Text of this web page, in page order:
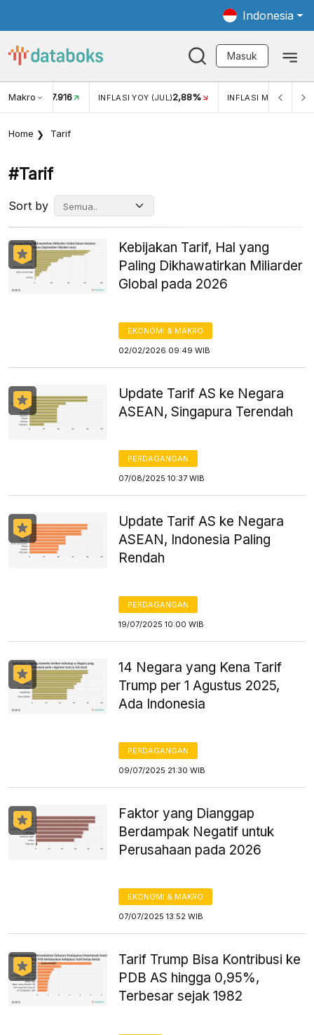
Indonesia
Masuk
Makro
USD/IDR 17.916 INFLASI YOY (JUL)2,88% INFLASI MOM (JUL)
Home Tarif
#tarif
Sort by
Kebijakan Tarif, Hal yang
Paling Dikhawatirkan Miliarder
Global pada 2026
EKONOMI & MAKRO
02/02/2026 09:49 WIB
Update Tarif AS ke Negara
ASEAN, Singapura Terendah
PERDAGANGAN
07/08/2025 10:37 WIB
Update Tarif AS ke Negara
ASEAN, Indonesia Paling
Rendah
PERDAGANGAN
19/07/2025 10:00 WIB
14 Negara yang Kena Tarif
Trump per 1 Agustus 2025,
Ada Indonesia
PERDAGANGAN
09/07/2025 21:30 WIB
Faktor yang Dianggap
Berdampak Negatif untuk
Perusahaan pada 2026
EKONOMI & MAKRO
07/07/2025 13:52 WIB
Tarif Trump Bisa Kontribusi ke
PDB AS hingga 0,95%,
Terbesar sejak 1982